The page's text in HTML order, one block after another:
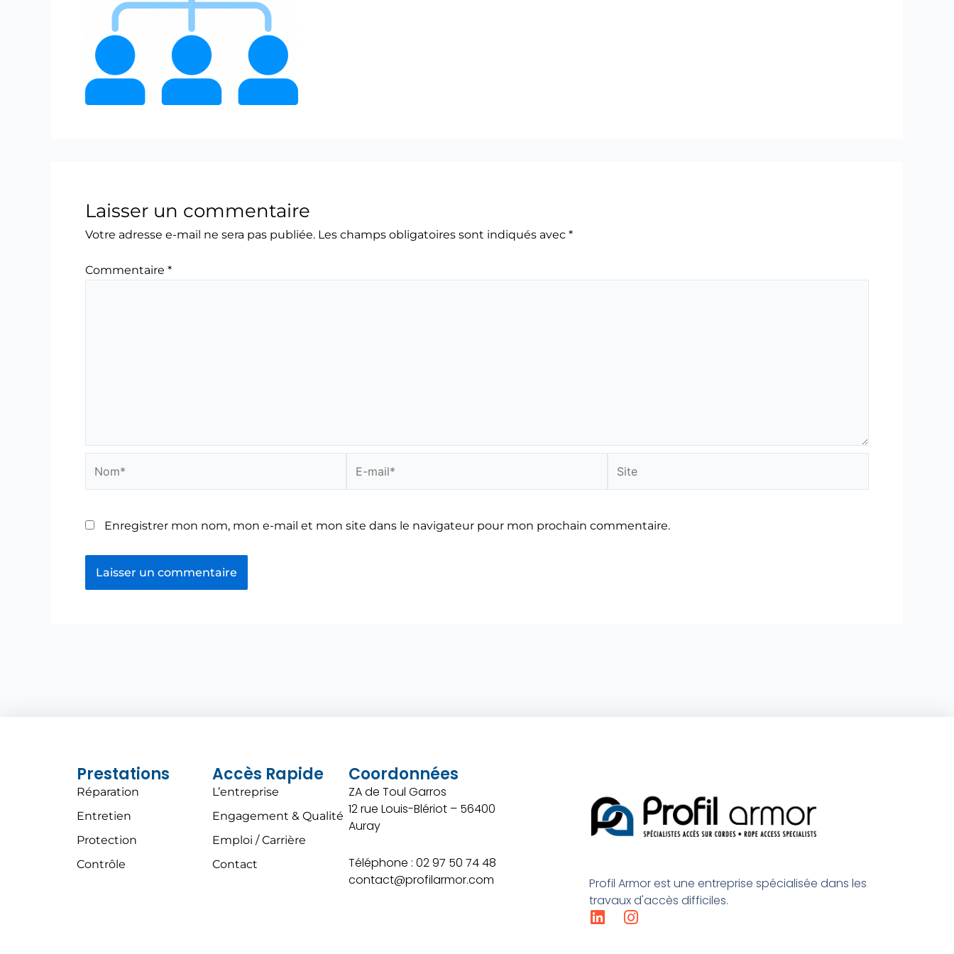
Laisser un commentaire
Votre adresse e-mail ne sera pas publiée. Les champs obligatoires sont indiqués avec *
Commentaire *
mail*
Enregistrer mon nom, mon e-mail et mon site dans le navigateur pour mon prochain commentaire.
Profil Armor est une entreprise spécialisée dans les
travaux d'accès difficiles.
L
I
Prestations
Réparation
Entretien
Protection
Contrôle
Accès Rapide
L’entreprise
Engagement & Qualité
Emploi / Carrière
Contact
Coordonnées
ZA de Toul Garros
12 rue Louis-Blériot – 56400
Auray
Téléphone : 02 97 50 74 48
contact@profilarmor.com